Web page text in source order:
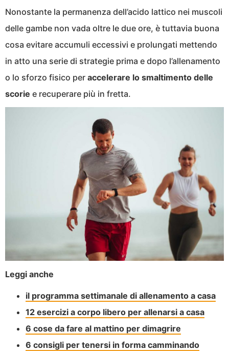
Nonostante la permanenza dell’acido lattico nei muscoli
delle gambe non vada oltre le due ore, è tuttavia buona
cosa evitare accumuli eccessivi e prolungati mettendo
in atto una serie di strategie prima e dopo l’allenamento
o lo sforzo fisico per accelerare lo smaltimento delle
scorie e recuperare più in fretta.
Leggi anche
il programma settimanale di allenamento a casa
12 esercizi a corpo libero per allenarsi a casa
6 cose da fare al mattino per dimagrire
6 consigli per tenersi in forma camminando